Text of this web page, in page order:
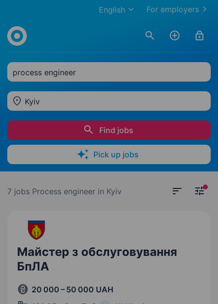
For employers
English
process engineer
Kyiv
Find jobs
Pick up jobs
7 jobs Process engineer in Kyiv
Майстер з обслуговування
БпЛА
20 000 – 50 000 UAH